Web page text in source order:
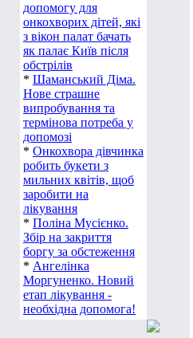
допомогу для
онкохворих дітей, які
з вікон палат бачать
як палає Київ після
обстрілів
* Шаманський Діма.
Нове страшне
випробування та
термінова потреба у
допомозі
* Онкохвора дівчинка
робить букети з
мильних квітів, щоб
заробити на
лікування
* Поліна Мусієнко.
Збір на закриття
боргу за обстеження
* Ангелінка
Моргуненко. Новий
етап лікування -
необхідна допомога!